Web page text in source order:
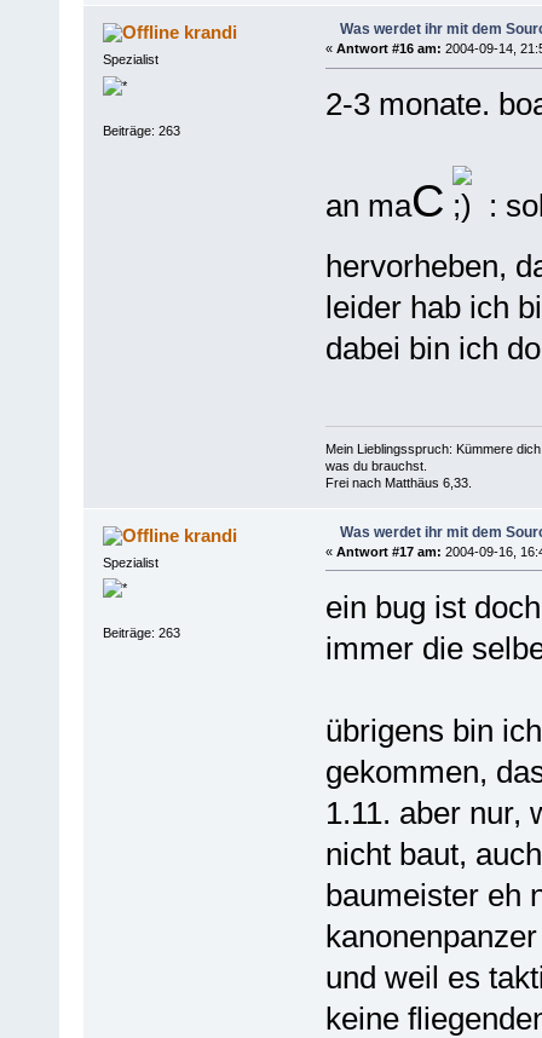
krandi
Spezialist
Beiträge: 263
Was werdet ihr mit dem
« Antwort #16 am: 2004-09-14,
2-3 monate.
an maC
:
hervorheben,
leider hab ich
dabei bin ich
Mein Lieblingsspruch: Kümmere
was du brauchst.
Frei nach Matthäus 6,33.
krandi
Spezialist
Beiträge: 263
Was werdet ihr mit dem
« Antwort #17 am: 2004-09-16,
ein bug ist
immer die
übrigens bin
gekommen,
1.11. aber nur,
nicht baut,
baumeister eh
und weil es
keine